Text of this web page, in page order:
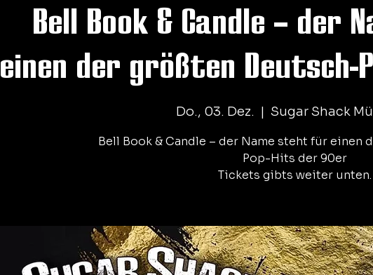
Bell Book & Candle – der
einen der größten Deutsch-
Do., 03. Dez.
  |
Sugar Shack
Bell Book & Candle – der Name steht für einen
Pop-Hits der 90er
Tickets gibts weiter unten.